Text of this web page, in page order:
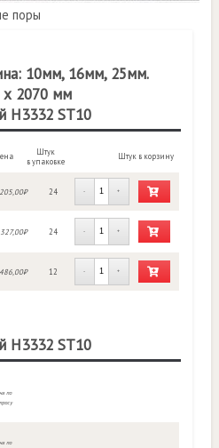
поры
10мм, 16мм, 25мм.
х 2070 мм
H3332 ST10
Штук
в упаковке
Штук в корзину
24 - +
327,00₽ 24 - +
12 - +
H3332 ST10
по
по